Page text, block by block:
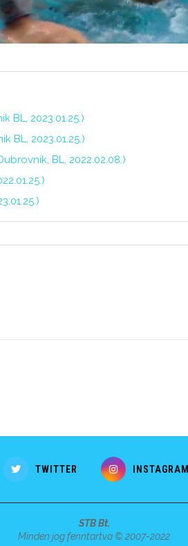
BL, 2023.01.25.)
BL, 2023.01.25.)
BL, 2022.02.08.)
TWITTER INSTAGRAM
STB Bt.
Minden jog fenntartva © 2007-2022